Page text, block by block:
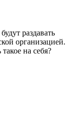
раздавать
организацией.
на себя?